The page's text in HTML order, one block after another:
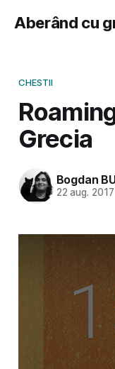
Aberând cu
CHESTII
Grecia
Bogdan
22 aug. 2017